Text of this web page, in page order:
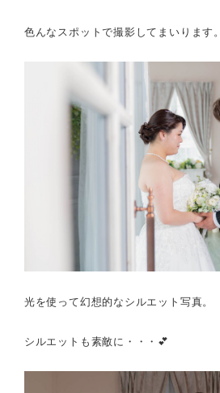
色んなスポットで撮影してまいります。
光を使って幻想的なシルエット写真。
シルエットも素敵に・・・💕